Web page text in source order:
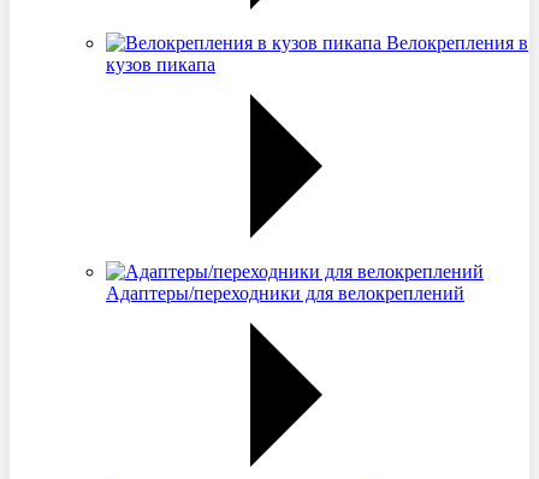
Велокрепления в
кузов пикапа
Адаптеры/переходники для велокреплений